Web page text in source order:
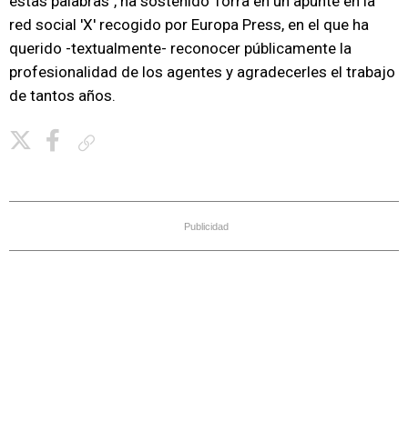
red social 'X' recogido por Europa Press, en el que ha
querido -textualmente- reconocer públicamente la
profesionalidad de los agentes y agradecerles el trabajo
de tantos años.
Publicidad